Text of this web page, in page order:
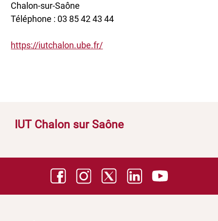
IUT Chalon sur Saône
Chalon-sur-Saône
Téléphone : 03 85 42 43 44
https://iutchalon.ube.fr/